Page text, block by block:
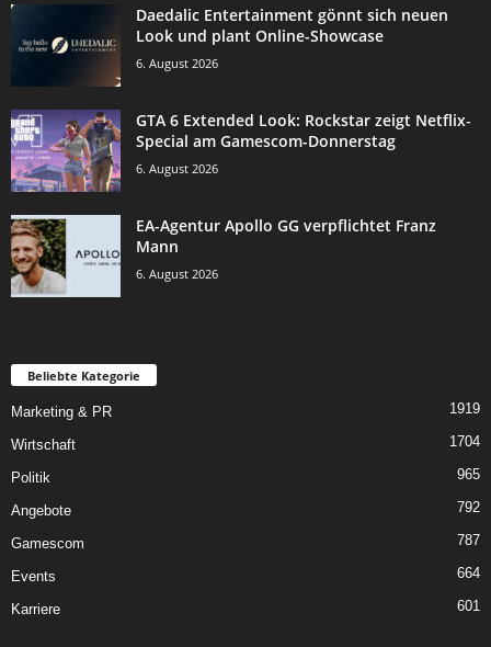
Daedalic Entertainment gönnt sich neuen
Look und plant Online-Showcase
6. August 2026
GTA 6 Extended Look: Rockstar zeigt Netflix-
Special am Gamescom-Donnerstag
6. August 2026
EA-Agentur Apollo GG verpflichtet Franz
Mann
6. August 2026
Beliebte Kategorie
Marketing & PR 1919
Wirtschaft 1704
Politik 965
Angebote 792
Gamescom 787
Events 664
Karriere 601